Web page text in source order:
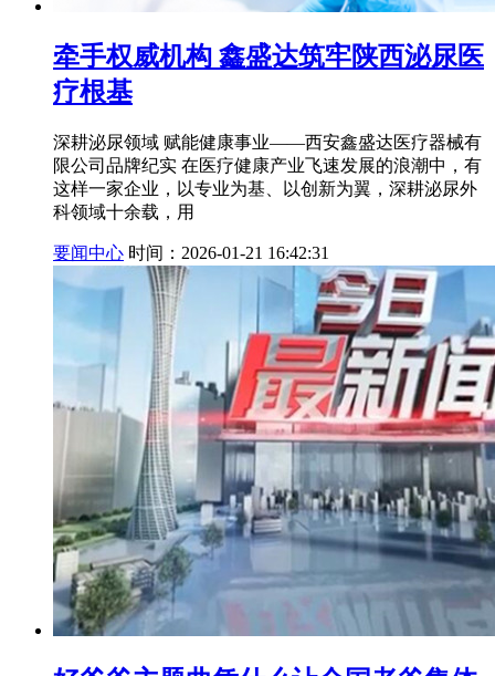
牵手权威机构 鑫盛达筑牢陕西泌尿医
疗根基
深耕泌尿领域 赋能健康事业——西安鑫盛达医疗器械有
限公司品牌纪实 在医疗健康产业飞速发展的浪潮中，有
这样一家企业，以专业为基、以创新为翼，深耕泌尿外
科领域十余载，用
要闻中心 时间：2026-01-21 16:42:31